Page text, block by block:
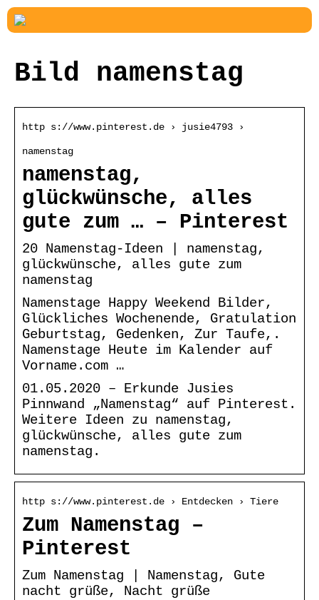
Bild namenstag
http s://www.pinterest.de › jusie4793 ›
namenstag
namenstag,
glückwünsche, alles
gute zum … – Pinterest
20 Namenstag-Ideen | namenstag,
glückwünsche, alles gute zum
namenstag
Namenstage Happy Weekend Bilder,
Glückliches Wochenende, Gratulation
Geburtstag, Gedenken, Zur Taufe,.
Namenstage Heute im Kalender auf
Vorname.com …
01.05.2020 – Erkunde Jusies
Pinnwand „Namenstag“ auf Pinterest.
Weitere Ideen zu namenstag,
glückwünsche, alles gute zum
namenstag.
http s://www.pinterest.de › Entdecken › Tiere
Zum Namenstag –
Pinterest
Zum Namenstag | Namenstag, Gute
nacht grüße, Nacht grüße